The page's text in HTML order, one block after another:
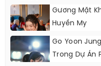
Gương Mặt
Huyền My
Go Yoon
Trong Dự Án